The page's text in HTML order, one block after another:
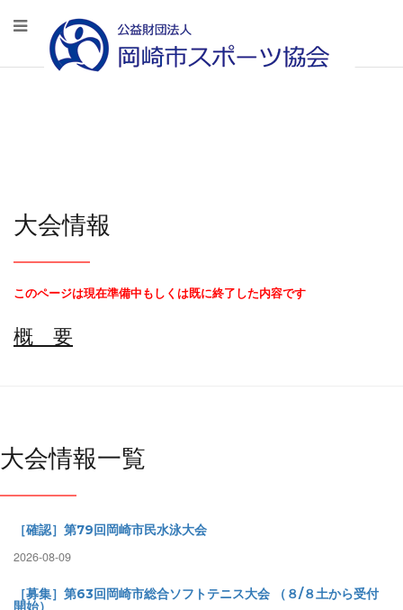
大会情報
このページは現在準備中もしくは既に終了した内容です
概 要
大会情報一覧
［確認］第79回岡崎市民水泳大会
2026-08-09
［募集］第63回岡崎市総合ソフトテニス大会 （８/８土から受付
開始）